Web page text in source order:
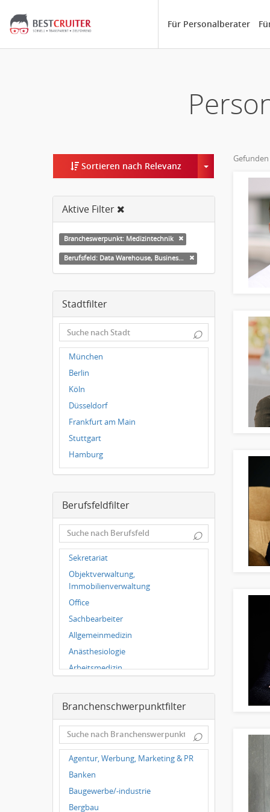
Für Personalberater
Sortieren nach Relevanz Toggle
Aktive Filter
Brancheswerpunkt: Medizintechnik
Berufsfeld: Data Warehouse, Business Intelligence
Stadtfilter
⌕
München
Berlin
Köln
Düsseldorf
Frankfurt am Main
Stuttgart
Hamburg
Frankfurt
Magdeburg
Leipzig
Dortmund
Wuppertal
Hallbergmoos
Würzburg
Grünwald
Ulm
Bielefeld
Hannover
Duisburg
Berufsfeldfilter
⌕
Sekretariat
Objektverwaltung,
Immobilienverwaltung
Office
Sachbearbeiter
Allgemeinmedizin
Anästhesiologie
Arbeitsmedizin
Chirurgie
Frauenheilkunde, Geburtshilfe
Hals-Nasen-Ohrenheilkunde
Hautkrankheiten,
Geschlechtskrankheiten
Hygienemedizin, Umweltmedizin
Innere Medizin
Branchenschwerpunktfilter
⌕
Agentur, Werbung, Marketing & PR
Banken
Baugewerbe/-industrie
Bergbau